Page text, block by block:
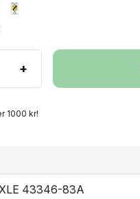
+
1000 kr!
43346-83A